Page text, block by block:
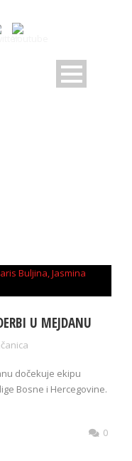
U MEJDANU
dočekuje ekipu
Bosne i Hercegovine.
0